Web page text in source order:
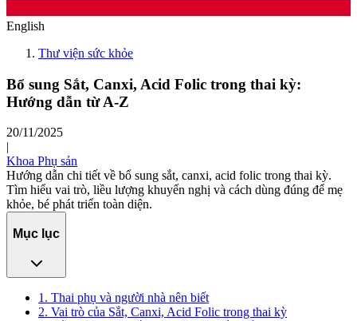
English
Thư viện sức khỏe
Bổ sung Sắt, Canxi, Acid Folic trong thai kỳ:
Hướng dẫn từ A-Z
20/11/2025
|
Khoa Phụ sản
Hướng dẫn chi tiết về bổ sung sắt, canxi, acid folic trong thai kỳ.
Tìm hiểu vai trò, liều lượng khuyến nghị và cách dùng đúng để mẹ
khỏe, bé phát triển toàn diện.
Mục lục
1. Thai phụ và người nhà nên biết
2. Vai trò của Sắt, Canxi, Acid Folic trong thai kỳ